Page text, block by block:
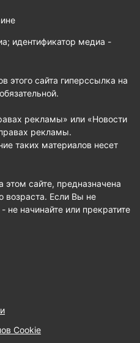
идентификатор медиа -
этого сайта гиперссылка на
рекламы» или «Новости
рекламы.
таких материалов несет
сайте, предназначена
возраста. Если Вы не
не начинайте или прекратите
Cookie